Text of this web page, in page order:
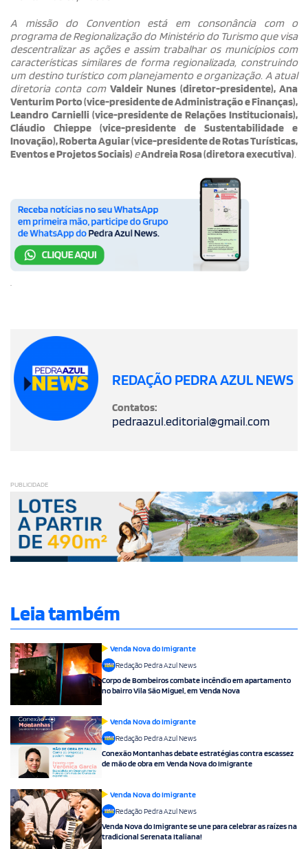
A missão do Convention está em consonância com o
programa de Regionalização do Ministério do Turismo que visa
descentralizar as ações e assim trabalhar os municípios com
características similares de forma regionalizada, construindo
um destino turístico com planejamento e organização. A atual
diretoria conta com Valdeir Nunes (diretor-presidente), Ana
Venturim Porto (vice-presidente de Administração e Finanças),
Leandro Carnielli (vice-presidente de Relações Institucionais),
Cláudio Chieppe (vice-presidente de Sustentabilidade e
Inovação), Roberta Aguiar (vice-presidente de Rotas Turísticas,
Eventos e Projetos Sociais) eAndreia Rosa (diretora executiva).
.
REDAÇÃO PEDRA AZUL NEWS
Contatos:
pedraazul.editorial@gmail.com
PUBLICIDADE
Leia também
Venda Nova do Imigrante
Redação Pedra Azul News
Corpo de Bombeiros combate incêndio em apartamento
no bairro Vila São Miguel, em Venda Nova
Venda Nova do Imigrante
Redação Pedra Azul News
Conexão Montanhas debate estratégias contra escassez
de mão de obra em Venda Nova do Imigrante
Venda Nova do Imigrante
Redação Pedra Azul News
Venda Nova do Imigrante se une para celebrar as raízes na
tradicional Serenata Italiana!